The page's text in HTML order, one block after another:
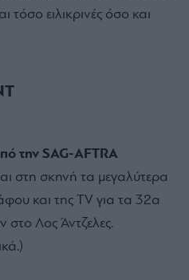
τόσο ειλικρινές όσο και
την SAG-AFTRA
στη σκηνή τα μεγαλύτερα
και της TV για τα 32α
στο Λος Άντζελες.